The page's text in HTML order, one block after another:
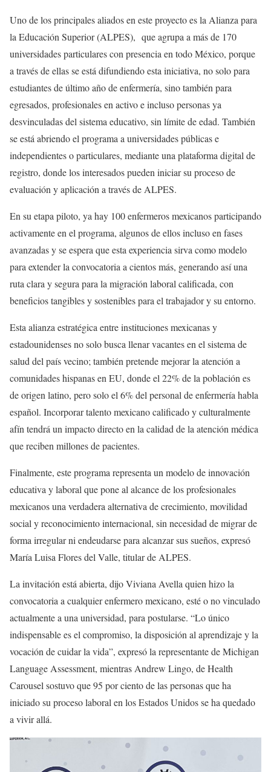
Uno de los principales aliados en este proyecto es la Alianza para
la Educación Superior (ALPES), que agrupa a más de 170
universidades particulares con presencia en todo México, porque
a través de ellas se está difundiendo esta iniciativa, no solo para
estudiantes de último año de enfermería, sino también para
egresados, profesionales en activo e incluso personas ya
desvinculadas del sistema educativo, sin límite de edad. También
se está abriendo el programa a universidades públicas e
independientes o particulares, mediante una plataforma digital de
registro, donde los interesados pueden iniciar su proceso de
evaluación y aplicación a través de ALPES.
En su etapa piloto, ya hay 100 enfermeros mexicanos participando
activamente en el programa, algunos de ellos incluso en fases
avanzadas y se espera que esta experiencia sirva como modelo
para extender la convocatoria a cientos más, generando así una
ruta clara y segura para la migración laboral calificada, con
beneficios tangibles y sostenibles para el trabajador y su entorno.
Esta alianza estratégica entre instituciones mexicanas y
estadounidenses no solo busca llenar vacantes en el sistema de
salud del país vecino; también pretende mejorar la atención a
comunidades hispanas en EU, donde el 22% de la población es
de origen latino, pero solo el 6% del personal de enfermería habla
español. Incorporar talento mexicano calificado y culturalmente
afín tendrá un impacto directo en la calidad de la atención médica
que reciben millones de pacientes.
Finalmente, este programa representa un modelo de innovación
educativa y laboral que pone al alcance de los profesionales
mexicanos una verdadera alternativa de crecimiento, movilidad
social y reconocimiento internacional, sin necesidad de migrar de
forma irregular ni endeudarse para alcanzar sus sueños, expresó
María Luisa Flores del Valle, titular de ALPES.
La invitación está abierta, dijo Viviana Avella quien hizo la
convocatoria a cualquier enfermero mexicano, esté o no vinculado
actualmente a una universidad, para postularse. “Lo único
indispensable es el compromiso, la disposición al aprendizaje y la
vocación de cuidar la vida”, expresó la representante de Michigan
Language Assessment, mientras Andrew Lingo, de Health
Carousel sostuvo que 95 por ciento de las personas que ha
iniciado su proceso laboral en los Estados Unidos se ha quedado
a vivir allá.